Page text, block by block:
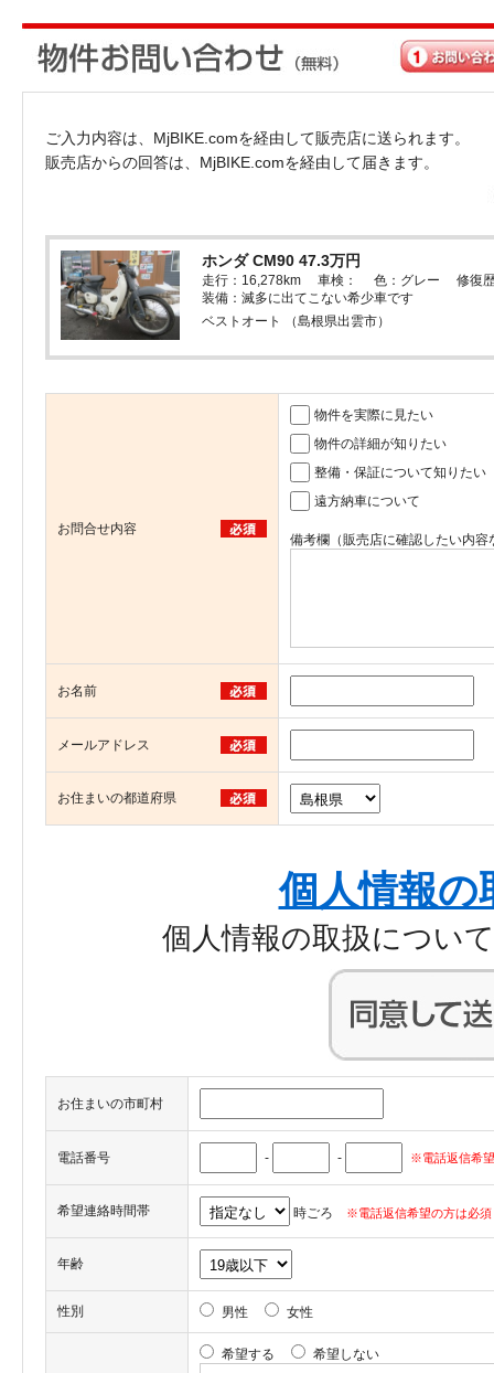
ご入力内容は、MjBIKE.comを経由して販売店に送られます。
販売店からの回答は、MjBIKE.comを経由して届きます。
ホンダ CM90 47.3万円
走行：16,278km 車検： 色：グレー 修復
装備：滅多に出てこない希少車です
ベストオート （島根県出雲市）
お問合せ内容
物件を実際に見たい
物件の詳細が知りたい
整備・保証について知りたい
遠方納車について
備考欄（販売店に確認したい内
お名前
メールアドレス
お住まいの都道府県
個人情報の
個人情報の取扱につい
お住まいの市町村
電話番号 - - ※電話返信希
希望連絡時間帯 時ごろ ※電話返信希望の方は必須
年齢
性別 男性 女性
希望する 希望しない